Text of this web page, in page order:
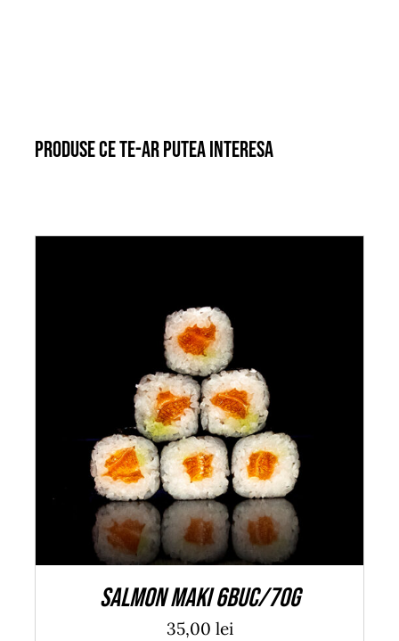
Produse ce te-ar putea interesa
ADAUGĂ ÎN COȘ / DETALII
Salmon Maki 6buc/70g
35,00 lei